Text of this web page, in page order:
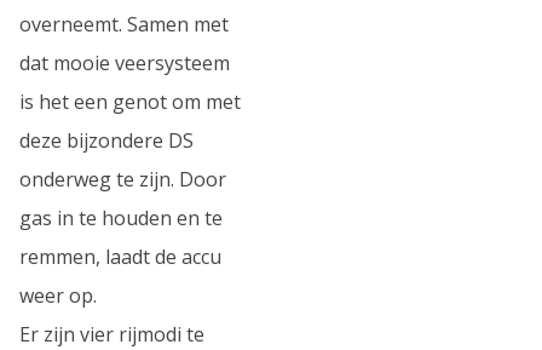
overneemt. Samen met
dat mooie veersysteem
is het een genot om met
deze bijzondere DS
onderweg te zijn. Door
gas in te houden en te
remmen, laadt de accu
weer op.
Er zijn vier rijmodi te